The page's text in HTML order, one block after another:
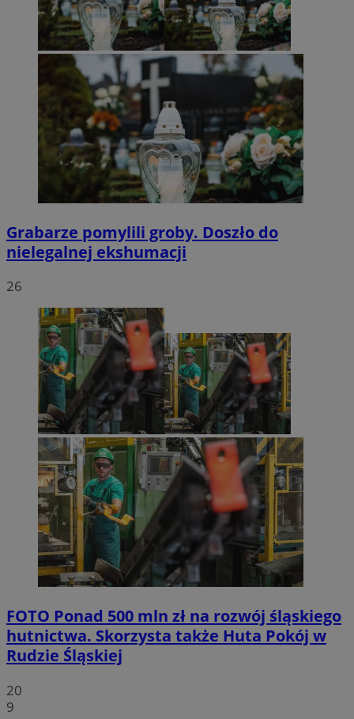
Grabarze pomylili groby. Doszło do
nielegalnej ekshumacji
26
FOTO Ponad 500 mln zł na rozwój śląskiego
hutnictwa. Skorzysta także Huta Pokój w
Rudzie Śląskiej
20
9